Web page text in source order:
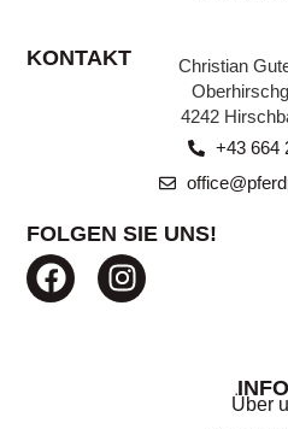
ZU DEN
KONTAKT
Christian
4242
+43 664
FOLGEN SIE UNS!
Über